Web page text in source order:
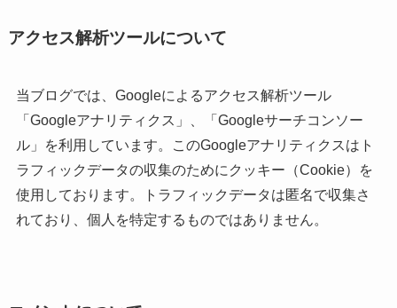
アクセス解析ツールについて
当ブログでは、Googleによるアクセス解析ツール
「Googleアナリティクス」、「Googleサーチコンソー
ル」を利用しています。このGoogleアナリティクスはト
ラフィックデータの収集のためにクッキー（Cookie）を
使用しております。トラフィックデータは匿名で収集さ
れており、個人を特定するものではありません。